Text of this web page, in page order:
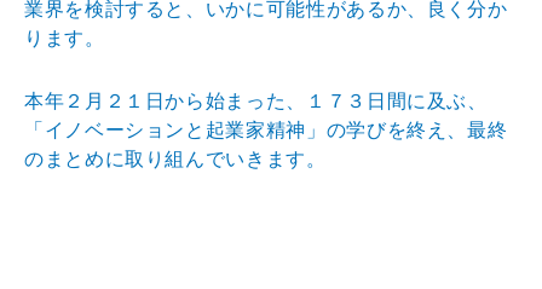
業界を検討すると、いかに可能性があるか、良く分か
ります。
本年２月２１日から始まった、１７３日間に及ぶ、
「イノベーションと起業家精神」の学びを終え、最終
のまとめに取り組んでいきます。